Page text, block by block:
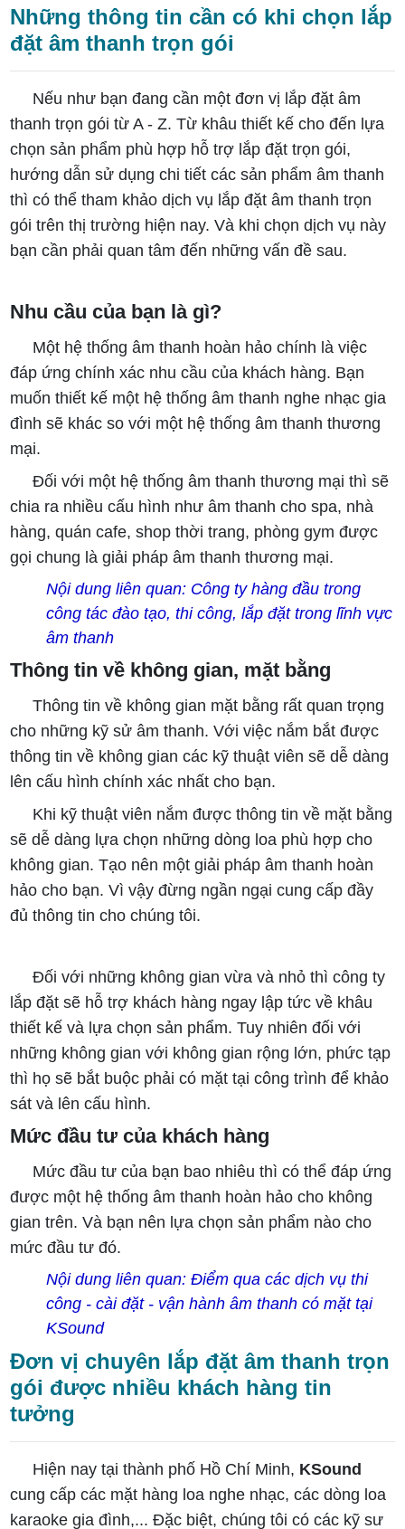
Những thông tin cần có khi chọn lắp
đặt âm thanh trọn gói
Nếu như bạn đang cần một đơn vị lắp đặt âm
thanh trọn gói từ A - Z. Từ khâu thiết kế cho đến lựa
chọn sản phẩm phù hợp hỗ trợ lắp đặt trọn gói,
hướng dẫn sử dụng chi tiết các sản phẩm âm thanh
thì có thể tham khảo dịch vụ lắp đặt âm thanh trọn
gói trên thị trường hiện nay. Và khi chọn dịch vụ này
bạn cần phải quan tâm đến những vấn đề sau.
Nhu cầu của bạn là gì?
Một hệ thống âm thanh hoàn hảo chính là việc
đáp ứng chính xác nhu cầu của khách hàng. Bạn
muốn thiết kế một hệ thống âm thanh nghe nhạc gia
đình sẽ khác so với một hệ thống âm thanh thương
mại.
Đối với một hệ thống âm thanh thương mại thì sẽ
chia ra nhiều cấu hình như âm thanh cho spa, nhà
hàng, quán cafe, shop thời trang, phòng gym được
gọi chung là giải pháp âm thanh thương mại.
Nội dung liên quan: Công ty hàng đầu trong
công tác đào tạo, thi công, lắp đặt trong lĩnh vực
âm thanh
Thông tin về không gian, mặt bằng
Thông tin về không gian mặt bằng rất quan trọng
cho những kỹ sử âm thanh. Với việc nắm bắt được
thông tin về không gian các kỹ thuật viên sẽ dễ dàng
lên cấu hình chính xác nhất cho bạn.
Khi kỹ thuật viên nắm được thông tin về mặt bằng
sẽ dễ dàng lựa chọn những dòng loa phù hợp cho
không gian. Tạo nên một giải pháp âm thanh hoàn
hảo cho bạn. Vì vậy đừng ngần ngại cung cấp đầy
đủ thông tin cho chúng tôi.
Đối với những không gian vừa và nhỏ thì công ty
lắp đặt sẽ hỗ trợ khách hàng ngay lập tức về khâu
thiết kế và lựa chọn sản phẩm. Tuy nhiên đối với
những không gian với không gian rộng lớn, phức tạp
thì họ sẽ bắt buộc phải có mặt tại công trình để khảo
sát và lên cấu hình.
Mức đầu tư của khách hàng
Mức đầu tư của bạn bao nhiêu thì có thể đáp ứng
được một hệ thống âm thanh hoàn hảo cho không
gian trên. Và bạn nên lựa chọn sản phẩm nào cho
mức đầu tư đó.
Nội dung liên quan: Điểm qua các dịch vụ thi
công - cài đặt - vận hành âm thanh có mặt tại
KSound
Đơn vị chuyên lắp đặt âm thanh trọn
gói được nhiều khách hàng tin
tưởng
Hiện nay tại thành phố Hồ Chí Minh, KSound
cung cấp các mặt hàng loa nghe nhạc, các dòng loa
karaoke gia đình,... Đặc biệt, chúng tôi có các kỹ sư